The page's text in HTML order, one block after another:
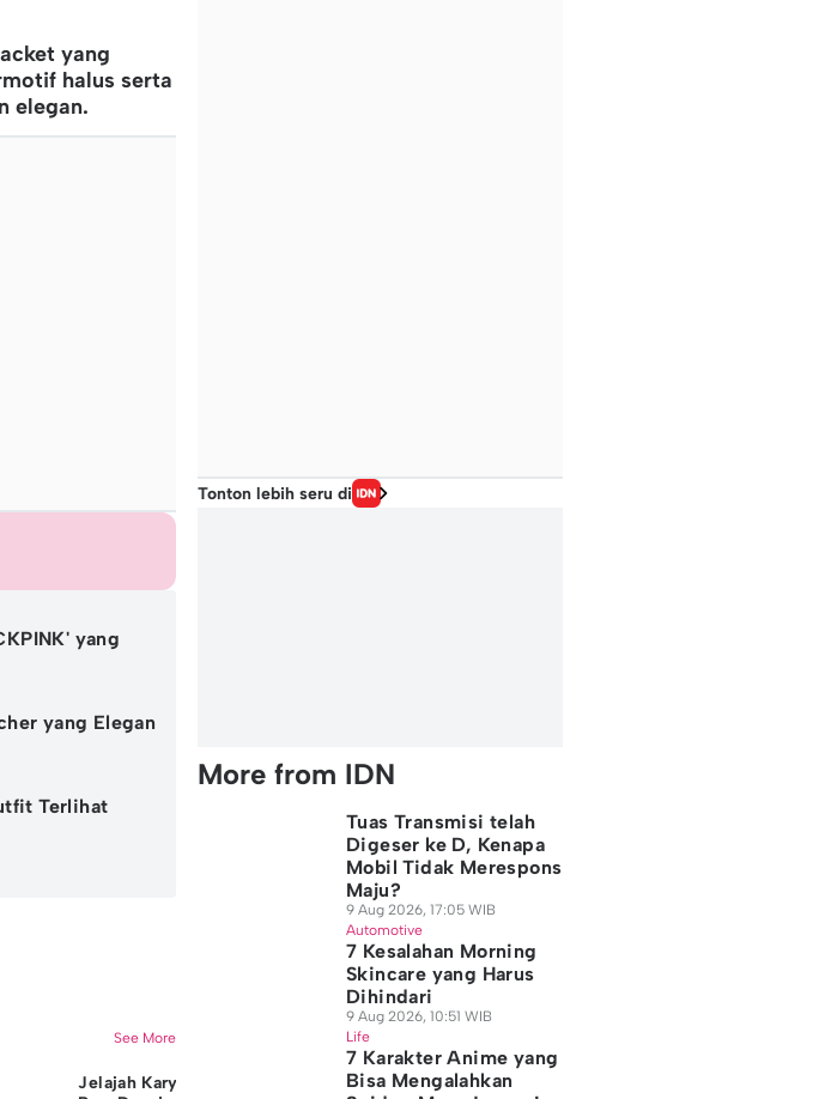
yang
halus serta
elegan.
yang
yang Elegan
Terlihat
See More
Jelajah Karya Ikonik
Tate McRae Hebohkan
Tips Pilih Tank Top
Tonton lebih seru di
More from IDN
Tuas Transmisi telah
Digeser ke D, Kenapa
Mobil Tidak Merespons
Maju?
9 Aug 2026, 17:05 WIB
Automotive
7 Kesalahan Morning
Skincare yang Harus
Dihindari
9 Aug 2026, 10:51 WIB
Life
7 Karakter Anime yang
Bisa Mengalahkan